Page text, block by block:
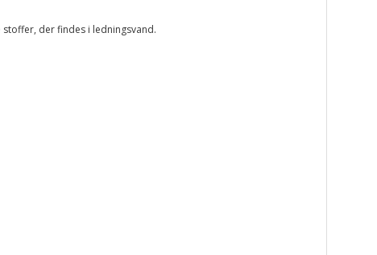
der findes i ledningsvand.